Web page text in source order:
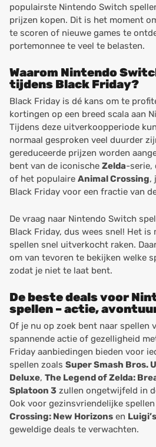
populairste Nintendo Switch
prijzen kopen. Dit is het moment
te scoren of nieuwe games te
portemonnee te veel te belasten.
Waarom Nintendo
tijdens Black Friday?
Black Friday is dé kans om te
kortingen op een breed scala aan
Tijdens deze uitverkoopperiode
normaal gesproken veel duurder
gereduceerde prijzen worden
bent van de iconische Zelda-serie,
of het populaire Animal Crossing,
Black Friday voor een fractie van
De vraag naar Nintendo Switch
Black Friday, dus wees snel! Het
spellen snel uitverkocht raken.
om van tevoren te bekijken welke
zodat je niet te laat bent.
De beste deals voor
spellen – actie,
Of je nu op zoek bent naar spellen
spannende actie of gezelligheid
Friday aanbiedingen bieden voor
spellen zoals Super Smash Bros.
Deluxe, The Legend of Zelda:
Splatoon 3 zullen ongetwijfeld in
Ook voor gezinsvriendelijke
Crossing: New Horizons en
geweldige deals te verwachten.